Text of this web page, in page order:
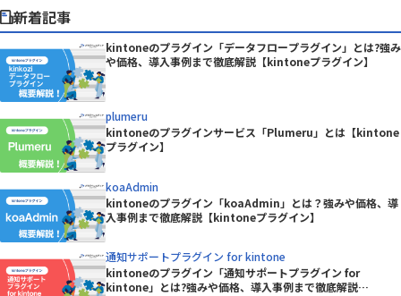
新着記事
kintoneのプラグイン「データフロープラグイン」とは?強み
や価格、導入事例まで徹底解説【kintoneプラグイン】
plumeru
kintoneのプラグインサービス「Plumeru」とは【kintone
プラグイン】
koaAdmin
kintoneのプラグイン「koaAdmin」とは？強みや価格、導
入事例まで徹底解説【kintoneプラグイン】
通知サポートプラグイン for kintone
kintoneのプラグイン「通知サポートプラグイン for
kintone」とは?強みや価格、導入事例まで徹底解説